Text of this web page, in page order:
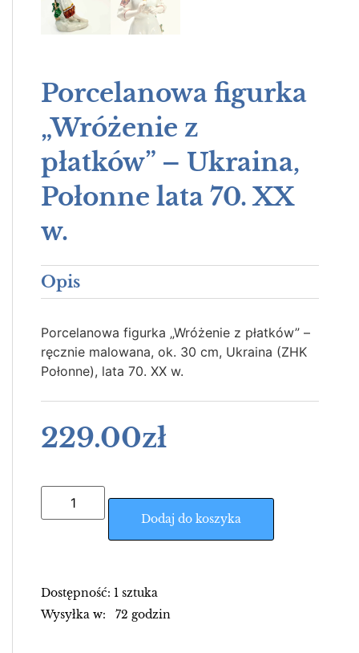
Porcelanowa figurka
„Wróżenie z
płatków” – Ukraina,
Połonne lata 70. XX
w.
Opis
Porcelanowa figurka „Wróżenie z płatków” –
ręcznie malowana, ok. 30 cm, Ukraina (ZHK
Połonne), lata 70. XX w.
229.00zł
Dodaj do koszyka
Dostępność: 1 sztuka
Wysyłka w: 72 godzin